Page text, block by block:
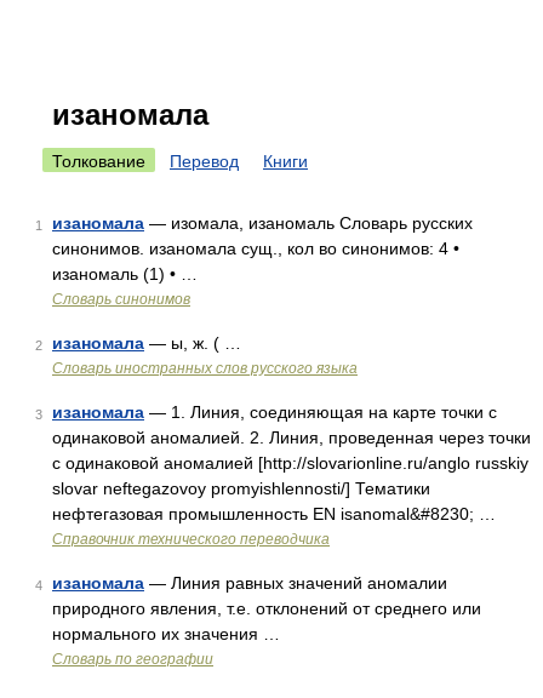
изаномала
Толкование Перевод Книги
1 изаномала — изомала, изаномаль Словарь русских
синонимов. изаномала сущ., кол во синонимов: 4 •
изаномаль (1) • …
Словарь синонимов
2 изаномала — ы, ж. ( …
Словарь иностранных слов русского языка
3 изаномала — 1. Линия, соединяющая на карте точки с
одинаковой аномалией. 2. Линия, проведенная через точки
с одинаковой аномалией [http://slovarionline.ru/anglo russkiy
slovar neftegazovoy promyishlennosti/] Тематики
нефтегазовая промышленность EN isanomal&#8230; …
Справочник технического переводчика
4 изаномала — Линия равных значений аномалии
природного явления, т.е. отклонений от среднего или
нормального их значения …
Словарь по географии